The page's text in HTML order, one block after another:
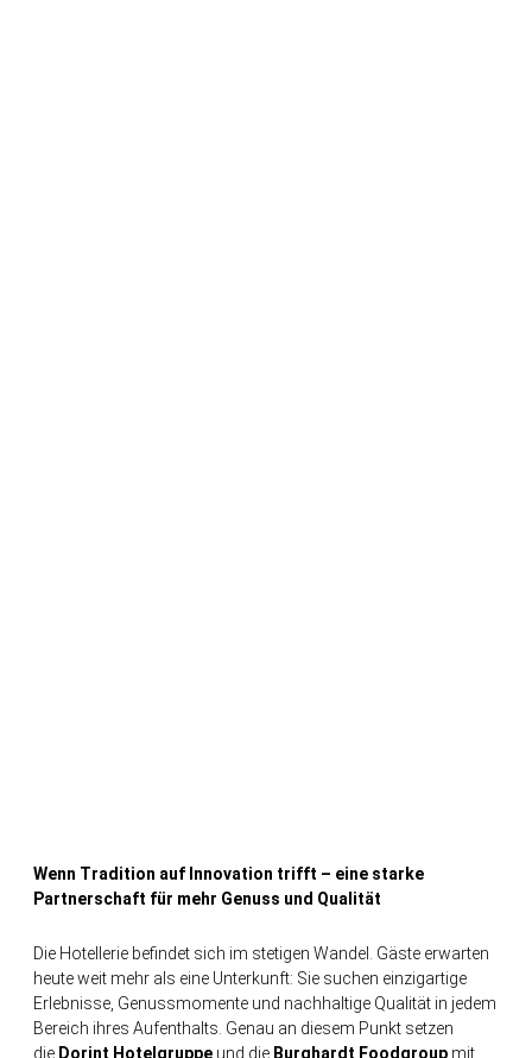
Wenn Tradition auf Innovation trifft – eine starke
Partnerschaft für mehr Genuss und Qualität
Die Hotellerie befindet sich im stetigen Wandel. Gäste erwarten
heute weit mehr als eine Unterkunft: Sie suchen einzigartige
Erlebnisse, Genussmomente und nachhaltige Qualität in jedem
Bereich ihres Aufenthalts. Genau an diesem Punkt setzen
die Dorint Hotelgruppeund die Burghardt Foodgroupmit